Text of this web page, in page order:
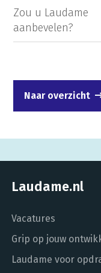
Zou u Laudame
aanbevelen?
Naar overzicht
Laudame.nl
Vacatures
Grip op jouw
Laudame voor